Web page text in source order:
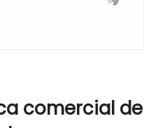
comercial de